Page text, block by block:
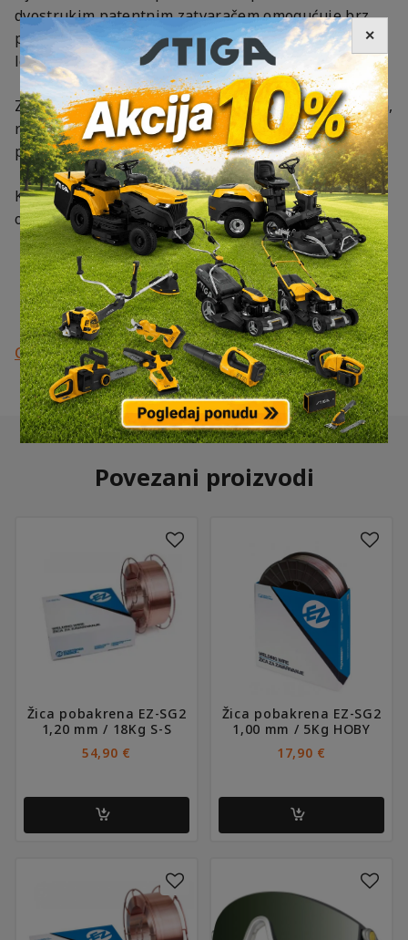
dvostrukim patentnim zatvaračem omogućuje brz
pristup, dok bočni džepovi nude dodatni prostor za
leće i sitni pribor.
Zahvaljujući ergonomskim ručkama i naramenicama,
ruksak se može nositi u ruci ili na leđima, što ga čini
praktičnim rješenjem za profesionalce na terenu.
Kompatibilan je sa svim Optrel maskama,
osiguravajući fleksibilnost i dugotrajnu uporabu
OPTREL BLOG
Povezani proizvodi
Žica pobakrena EZ-SG2
1,20 mm / 18Kg S-S
54,90 €
Žica pobakrena EZ-SG2
1,00 mm / 5Kg HOBY
17,90 €
✕